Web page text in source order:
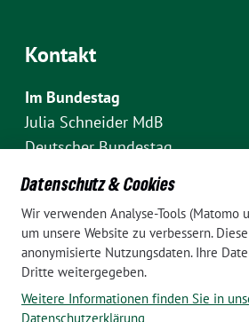
Kontakt
Im Bundestag
Julia Schneider MdB
Deutscher Bundestag
Fraktion Bündnis 90/Die Grünen
Platz der Republik 1
D-10111 Berlin
E-Mail:
Telefon: +49 30 227 70907
Im Wahlkreis Pankow
Datenschutz & Cookies
Wir verwenden Analyse-Tools (Matomo
um unsere Website zu verbessern.
anonymisierte Nutzungsdaten. Ihre
Dritte weitergegeben.
Weitere Informationen finden Sie in
Datenschutzerklärung